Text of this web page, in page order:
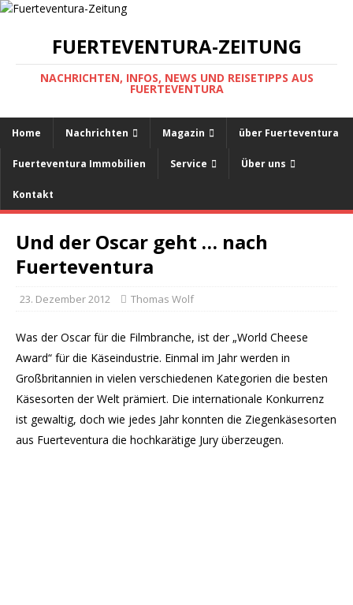
FUERTEVENTURA-ZEITUNG
NACHRICHTEN, INFOS, NEWS UND REISETIPPS AUS
FUERTEVENTURA
Home Nachrichten Magazin über Fuerteventura
Fuerteventura Immobilien Service Über uns
Kontakt
Und der Oscar geht … nach
Fuerteventura
23. Dezember 2012 Thomas Wolf
Was der Oscar für die Filmbranche, ist der „World Cheese
Award“ für die Käseindustrie. Einmal im Jahr werden in
Großbritannien in vielen verschiedenen Kategorien die besten
Käsesorten der Welt prämiert. Die internationale Konkurrenz
ist gewaltig, doch wie jedes Jahr konnten die Ziegenkäsesorten
aus Fuerteventura die hochkarätige Jury überzeugen.